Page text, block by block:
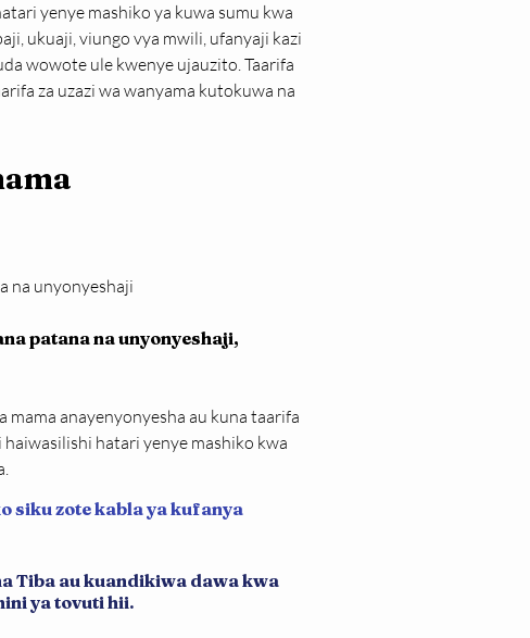
yenye mashiko ya kuwa sumu kwa
ukuaji, viungo vya mwili, ufanyaji kazi
wowote ule kwenye ujauzito. Taarifa
za uzazi wa wanyama kutokuwa na
na unyonyeshaji
patana na unyonyeshaji,
anayenyonyesha au kuna taarifa
haiwasilishi hatari yenye mashiko kwa
siku zote kabla ya kufanya
Tiba au kuandikiwa dawa kwa
ya tovuti hii.